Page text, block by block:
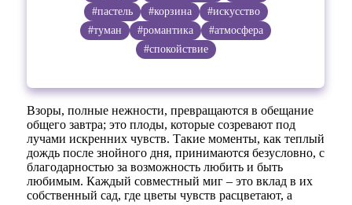
#пастель
#корзина
#искусство
#туман
#романтика
#атмосфера
#спокойствие
Взоры, полные нежности, превращаются в обещание
общего завтра; это плоды, которые созревают под
лучами искренних чувств. Такие моменты, как теплый
дождь после знойного дня, принимаются безусловно, с
благодарностью за возможность любить и быть
любимым. Каждый совместный миг – это вклад в их
собственный сад, где цветы чувств расцветают, а